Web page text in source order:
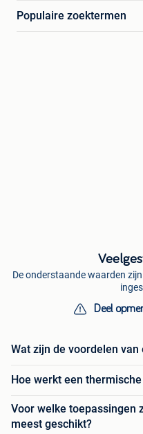
Populaire zoektermen
De onderstaande waarden
Deel
Wat zijn de voordelen
Hoe werkt een
Voor welke toepassingen
meest geschikt?